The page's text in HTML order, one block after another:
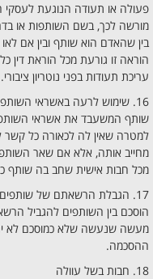
פעולה או תעודה הנוגעת
מורשה לכך, בשם השותפות או
בין שהאדם הוא שותף ובין אם
הוראה זו גורעת מכל הוראת דין
עריכת תעודות בפני נוטריון ציבורי.
16. שימוש לרעה באשראי השותפות
שותף המשעבד את אשראי
למטרה שאין לה לכאורה כל קשר
מחייב אותה, אלא אם שאר
מכל חבות אישית שחב בה שותף
17. הגבלת הרשאתם של שותפים
הוסכם בין השותפים להגביל
מעשה שנעשה שלא כמוסכם לא
ההסכמה.
18. חבות בשל עוולה